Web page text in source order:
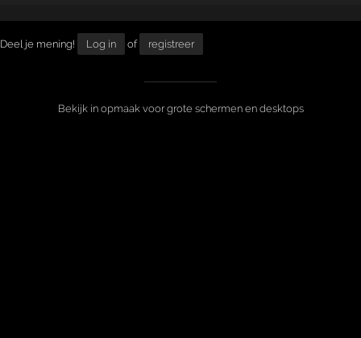
Deel je mening! Log in of registreer
Bekijk in opmaak voor grote schermen en desktops